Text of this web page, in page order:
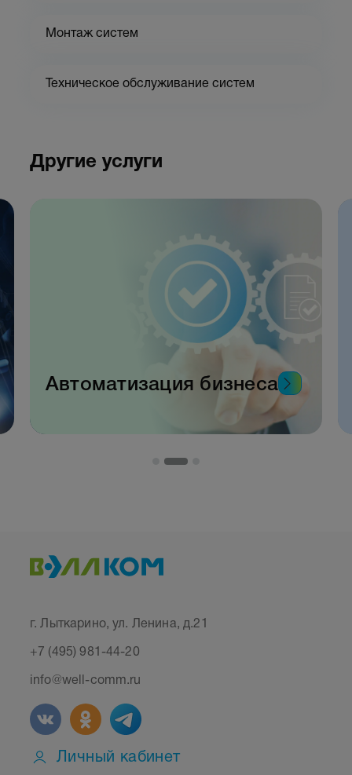
Монтаж систем
Техническое обслуживание систем
Другие услуги
Автоматизация бизнеса
г. Лыткарино, ул. Ленина, д.21
+7 (495) 981-44-20
info@well-comm.ru
Личный кабинет